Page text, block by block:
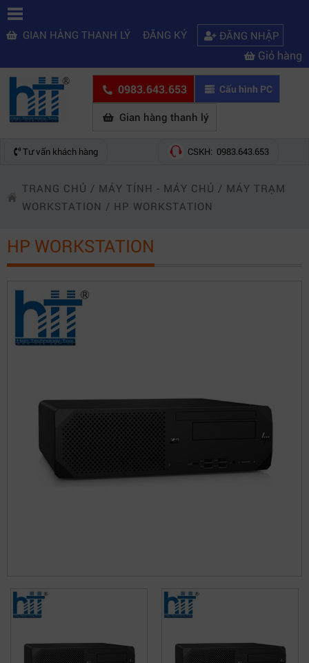
GIAN HÀNG THANH LÝ ĐĂNG KÝ ĐĂNG NHẬP
Giỏ hàng
0983.643.653 Cấu hình PC
Gian hàng thanh lý
Tư vấn khách hàng CSKH: 0983.643.653
TRANG CHỦ / MÁY TÍNH - MÁY CHỦ / MÁY TRẠM
WORKSTATION / HP WORKSTATION
HP WORKSTATION